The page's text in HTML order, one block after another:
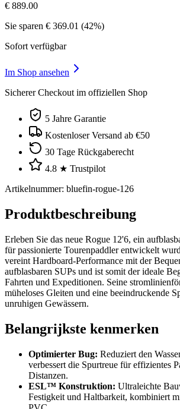
€ 889.00
Sie sparen € 369.01 (42%)
Sofort verfügbar
Im Shop ansehen
Sicherer Checkout im offiziellen Shop
5 Jahre Garantie
Kostenloser Versand ab €50
30 Tage Rückgaberecht
4.8 ★ Trustpilot
Artikelnummer: bluefin-rogue-126
Produktbeschreibung
Erleben Sie das neue Rogue 12'6, ein
für passionierte Tourenpaddler entwickelt
vereint Hardboard-Performance mit der
aufblasbaren SUPs und ist somit der ideale
Fahrten und Expeditionen. Seine
müheloses Gleiten und eine beeindruckende
unruhigen Gewässern.
Belangrijkste kenmerken
Optimierter Bug: Reduziert den
verbessert die Spurtreue für effizientes
Distanzen.
ESL™ Konstruktion: Ultraleichte
Festigkeit und Haltbarkeit, kombiniert